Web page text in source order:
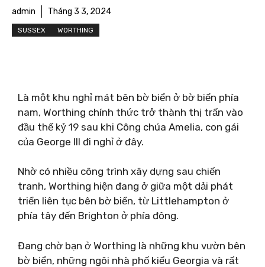
admin Tháng 3 3, 2024
SUSSEX WORTHING
Là một khu nghỉ mát bên bờ biển ở bờ biển phía
nam, Worthing chính thức trở thành thị trấn vào
đầu thế kỷ 19 sau khi Công chúa Amelia, con gái
của George III đi nghỉ ở đây.
Nhờ có nhiều công trình xây dựng sau chiến
tranh, Worthing hiện đang ở giữa một dải phát
triển liên tục bên bờ biển, từ Littlehampton ở
phía tây đến Brighton ở phía đông.
Đang chờ bạn ở Worthing là những khu vườn bên
bờ biển, những ngôi nhà phố kiểu Georgia và rất